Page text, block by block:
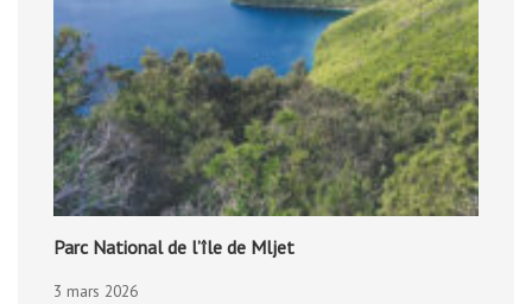
Parc National de l’île de Mljet
3 mars 2026